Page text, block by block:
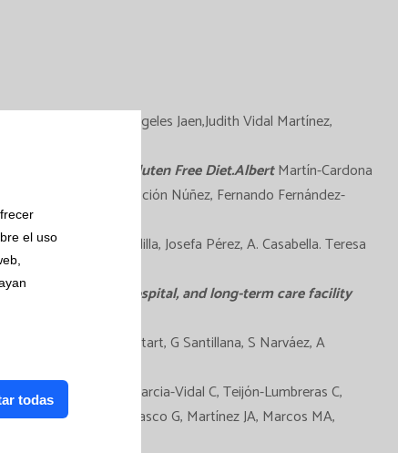
Martínez Lacasa, Angeles Jaen,Judith Vidal Martínez,
in Patients under Gluten Free Diet.AlbertMartín-Cardona
Farrais, Concepción Núñez, Fernando Fernández-
Esteban, Emma Padilla, Josefa Pérez, A. Casabella. Teresa
from community, hospital, and long-term care facility
efficacy
C Pitart, G Santillana, S Narváez, A
Impact.Garcia-Vidal C, Teijón-Lumbreras C,
M, Cuesta-Chasco G, Martínez JA, Marcos MA,
el uso
todas